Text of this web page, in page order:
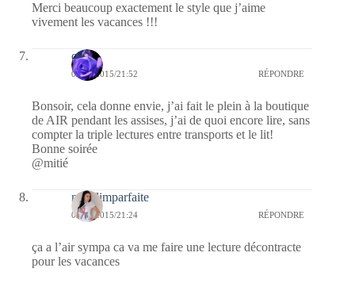
Merci beaucoup exactement le style que j’aime
vivement les vacances !!!
covix
02/06/2015/21:52 RÉPONDRE
Bonsoir, cela donne envie, j’ai fait le plein à la boutique
de AIR pendant les assises, j’ai de quoi encore lire, sans
compter la triple lectures entre transports et le lit!
Bonne soirée
@mitié
melolimparfaite
02/06/2015/21:24 RÉPONDRE
ça a l’air sympa ca va me faire une lecture décontracte
pour les vacances